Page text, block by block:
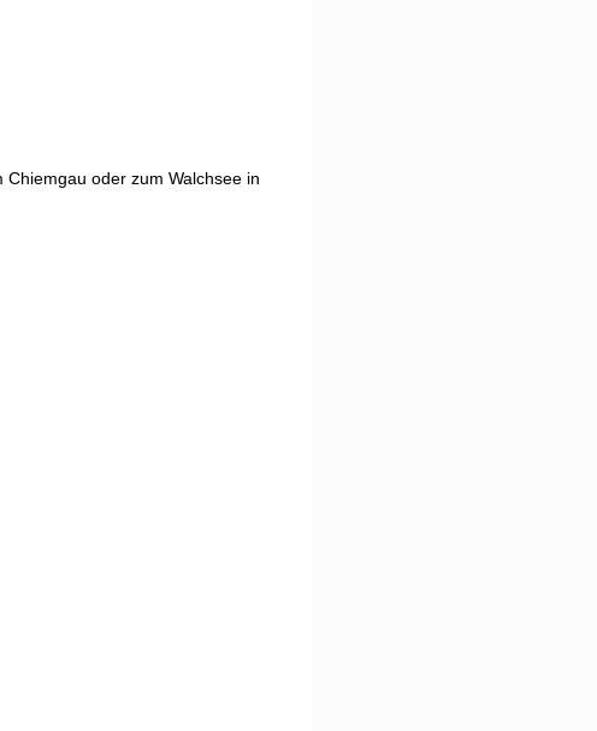
oder zum Walchsee in